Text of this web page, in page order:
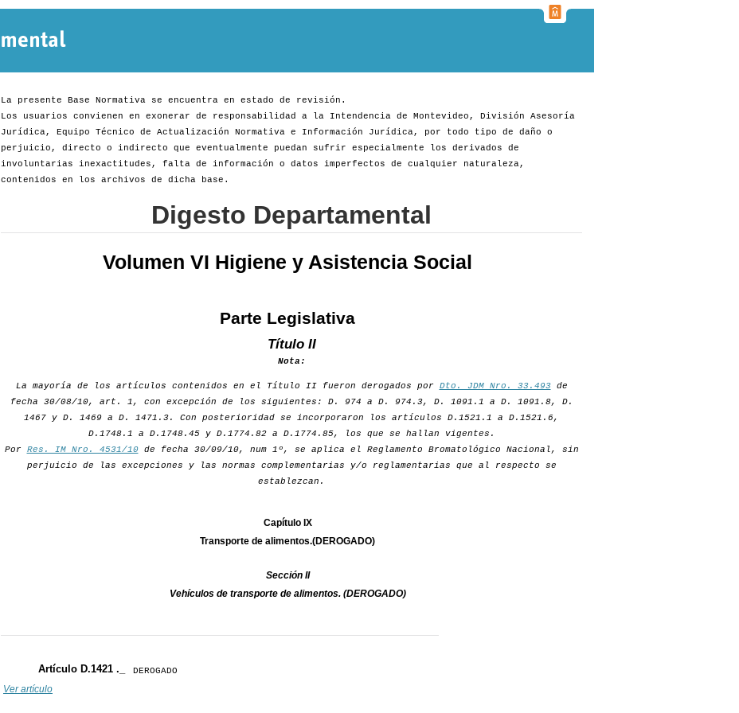
La presente Base Normativa se encuentra en estado de revisión.
Los usuarios convienen en exonerar de responsabilidad a la Intendencia de Montevideo, División Asesoría
Jurídica, Equipo Técnico de Actualización Normativa e Información Jurídica, por todo tipo de daño o
perjuicio, directo o indirecto que eventualmente puedan sufrir especialmente los derivados de
involuntarias inexactitudes, falta de información o datos imperfectos de cualquier naturaleza,
contenidos en los archivos de dicha base.
Digesto Departamental
Volumen VI Higiene y Asistencia Social
Parte Legislativa
Título II
Nota:
La mayoría de los artículos contenidos en el Título II fueron derogados por Dto. JDM Nro. 33.493de
fecha 30/08/10, art. 1, con excepción de los siguientes: D. 974 a D. 974.3, D. 1091.1 a D. 1091.8, D.
1467 y D. 1469 a D. 1471.3. Con posterioridad se incorporaron los artículos D.1521.1 a D.1521.6,
D.1748.1 a D.1748.45 y D.1774.82 a D.1774.85, los que se hallan vigentes.
Por Res. IM Nro. 4531/10de fecha 30/09/10, num 1º, se aplica el Reglamento Bromatológico Nacional, sin
perjuicio de las excepciones y las normas complementarias y/o reglamentarias que al respecto se
establezcan.
Capítulo IX
Transporte de alimentos.(DEROGADO)
Sección II
Vehículos de transporte de alimentos. (DEROGADO)
Artículo D.1421 ._ DEROGADO
Ver artículo